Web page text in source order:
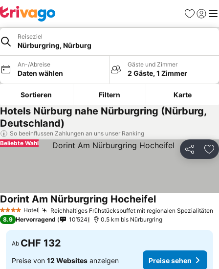
Favoriten
Reiseziel
Nürburgring, Nürburg
An-/Abreise
Daten wählen
Gäste und Zimmer
2 Gäste, 1 Zimmer
Sortieren Filtern Karte
Hotels Nürburg nahe Nürburgring (Nürburg,
Deutschland)
So beeinflussen Zahlungen an uns unser Ranking
Teilen
Beliebte Wahl
4 Sterne Hotel Reichhaltiges Frühstücksbuffet mit regionalen Spezialitäten
Dorint Am Nürburgring Hocheifel
8.9 Hervorragend 10’524 0.5 km bis Nürburgring
Ab CHF 132
Preise von 12 Websites anzeigen Preise sehen